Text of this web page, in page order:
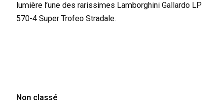
lumière l’une des rarissimes Lamborghini Gallardo LP
570-4 Super Trofeo Stradale.
Non classé